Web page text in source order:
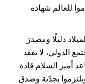
للعالم شهادة
دليلًا ومصدرَ
الدولي، لا يفقد
أمير السلام قادة
بجدّية وصدق